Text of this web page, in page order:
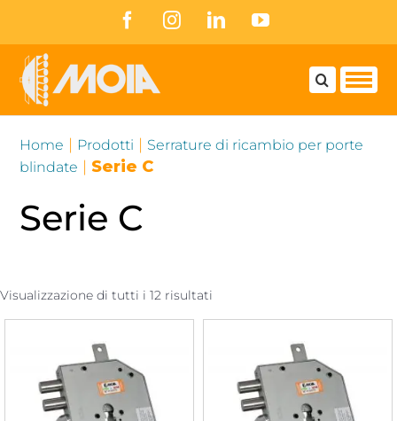
content
FacebookInstagramLinkedInYouTube
Home | Prodotti | Serrature di ricambio per porte
blindate | Serie C
Serie C
Visualizzazione di tutti i 12 risultati